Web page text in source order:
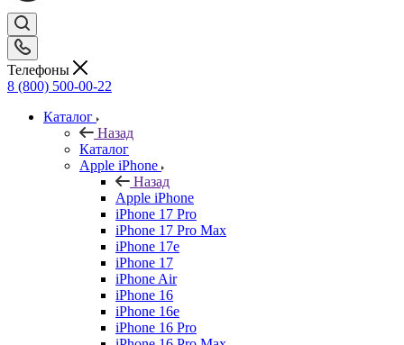
Телефоны
8 (800) 500-00-22
Каталог
Назад
Каталог
Apple iPhone
Назад
Apple iPhone
iPhone 17 Pro
iPhone 17 Pro Max
iPhone 17e
iPhone 17
iPhone Air
iPhone 16
iPhone 16e
iPhone 16 Pro